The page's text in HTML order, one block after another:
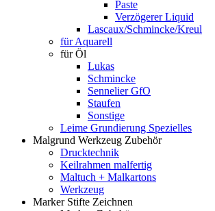
Paste
Verzögerer Liquid
Lascaux/Schmincke/Kreul
für Aquarell
für Öl
Lukas
Schmincke
Sennelier GfO
Staufen
Sonstige
Leime Grundierung Spezielles
Malgrund Werkzeug Zubehör
Drucktechnik
Keilrahmen malfertig
Maltuch + Malkartons
Werkzeug
Marker Stifte Zeichnen